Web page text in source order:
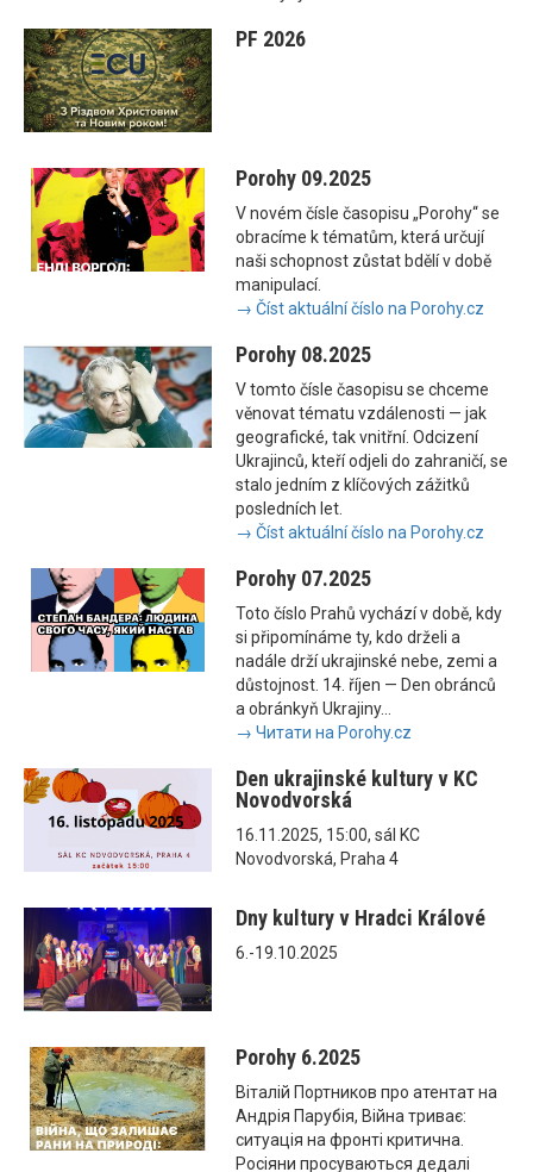
PF 2026
Porohy 09.2025
V novém čísle časopisu „Porohy“ se
obracíme k tématům, která určují
naši schopnost zůstat bdělí v době
manipulací.
→ Číst aktuální číslo na Porohy.cz
Porohy 08.2025
V tomto čísle časopisu se chceme
věnovat tématu vzdálenosti — jak
geografické, tak vnitřní. Odcizení
Ukrajinců, kteří odjeli do zahraničí, se
stalo jedním z klíčových zážitků
posledních let.
→ Číst aktuální číslo na Porohy.cz
Porohy 07.2025
Toto číslo Prahů vychází v době, kdy
si připomínáme ty, kdo drželi a
nadále drží ukrajinské nebe, zemi a
důstojnost. 14. říjen — Den obránců
a obránkyň Ukrajiny...
→ Читати на Porohy.cz
Den ukrajinské kultury v KC
Novodvorská
16.11.2025, 15:00, sál KC
Novodvorská, Praha 4
Dny kultury v Hradci Králové
6.-19.10.2025
Porohy 6.2025
Віталій Портников про атентат на
Андрія Парубія, Війна триває:
ситуація на фронті критична.
Росіяни просуваються дедалі